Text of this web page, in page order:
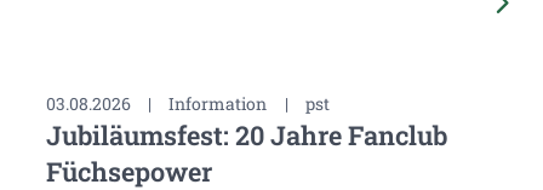
03.08.2026 | Information | pst
Jubiläumsfest: 20 Jahre Fanclub
Füchsepower